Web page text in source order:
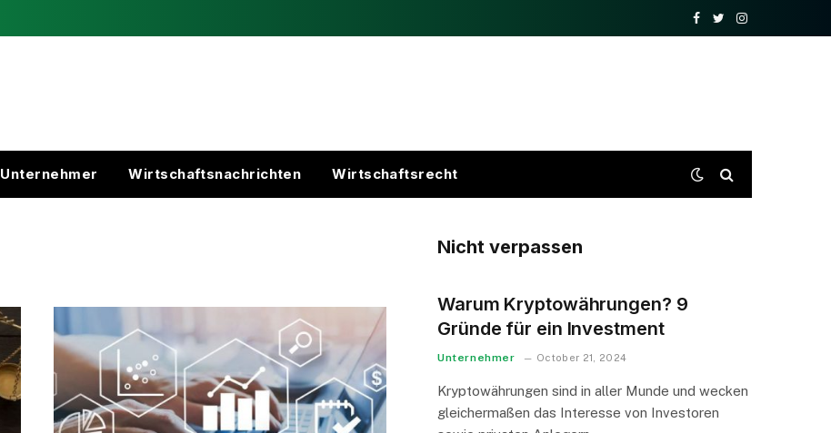
Facebook
TwitterInstagram
Unternehmer Wirtschaftsnachrichten Wirtschaftsrecht
Nicht verpassen
Warum Kryptowährungen? 9
Gründe für ein Investment
Unternehmer October 21, 2024
Kryptowährungen sind in aller Munde und wecken
gleichermaßen das Interesse von Investoren